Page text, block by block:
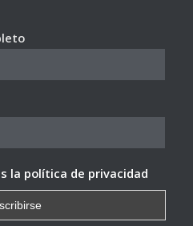
la política de privacidad